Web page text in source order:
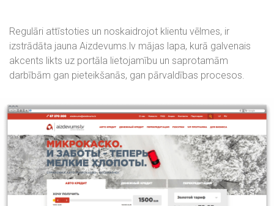
Regulāri attīstoties un noskaidrojot klientu vēlmes, ir
izstrādāta jauna Aizdevums.lv mājas lapa, kurā galvenais
akcents likts uz portāla lietojamību un saprotamām
darbībām gan pieteikšanās, gan pārvaldības procesos.